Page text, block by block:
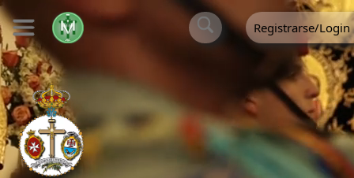
Registrarse/Login